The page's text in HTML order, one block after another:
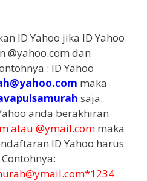
ID Yahoo jika ID Yahoo
@yahoo.com dan
: ID Yahoo
maka
saja.
anda berakhiran
atau @ymail.com maka
ID Yahoo harus